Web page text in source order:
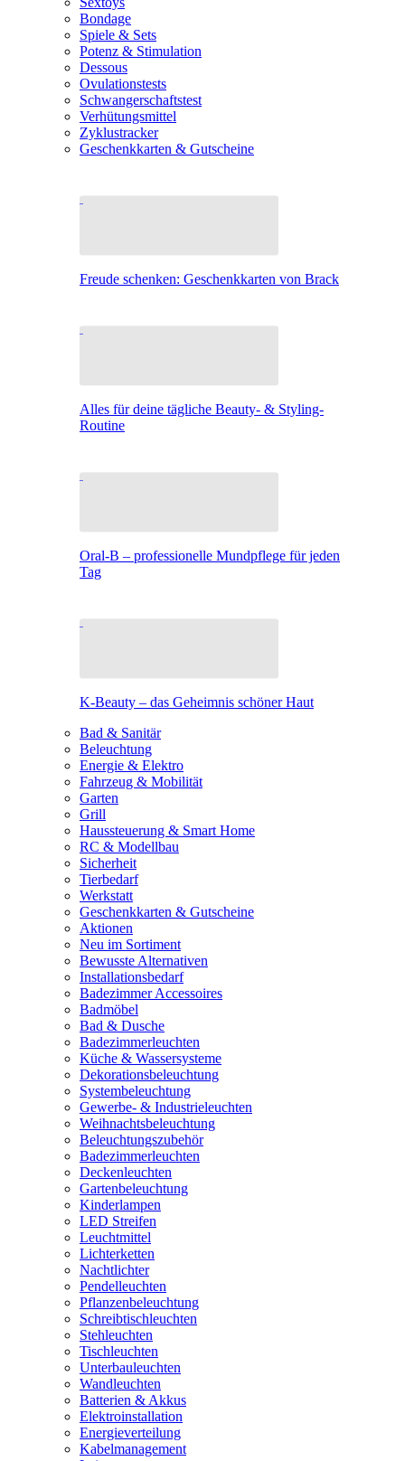
Bondage
Spiele & Sets
Potenz & Stimulation
Dessous
Ovulationstests
Schwangerschaftstest
Verhütungsmittel
Zyklustracker
Geschenkkarten & Gutscheine
Freude schenken: Geschenkkarten von Brack
Alles für deine tägliche Beauty- & Styling-
Routine
Oral-B – professionelle Mundpflege für jeden
Tag
K-Beauty – das Geheimnis schöner Haut
Bad & Sanitär
Beleuchtung
Energie & Elektro
Fahrzeug & Mobilität
Garten
Grill
Haussteuerung & Smart Home
RC & Modellbau
Sicherheit
Tierbedarf
Werkstatt
Geschenkkarten & Gutscheine
Aktionen
Neu im Sortiment
Bewusste Alternativen
Installationsbedarf
Badezimmer Accessoires
Badmöbel
Bad & Dusche
Badezimmerleuchten
Küche & Wassersysteme
Dekorationsbeleuchtung
Systembeleuchtung
Gewerbe- & Industrieleuchten
Weihnachtsbeleuchtung
Beleuchtungszubehör
Badezimmerleuchten
Deckenleuchten
Gartenbeleuchtung
Kinderlampen
LED Streifen
Leuchtmittel
Lichterketten
Nachtlichter
Pendelleuchten
Pflanzenbeleuchtung
Schreibtischleuchten
Stehleuchten
Tischleuchten
Unterbauleuchten
Wandleuchten
Batterien & Akkus
Elektroinstallation
Energieverteilung
Kabelmanagement